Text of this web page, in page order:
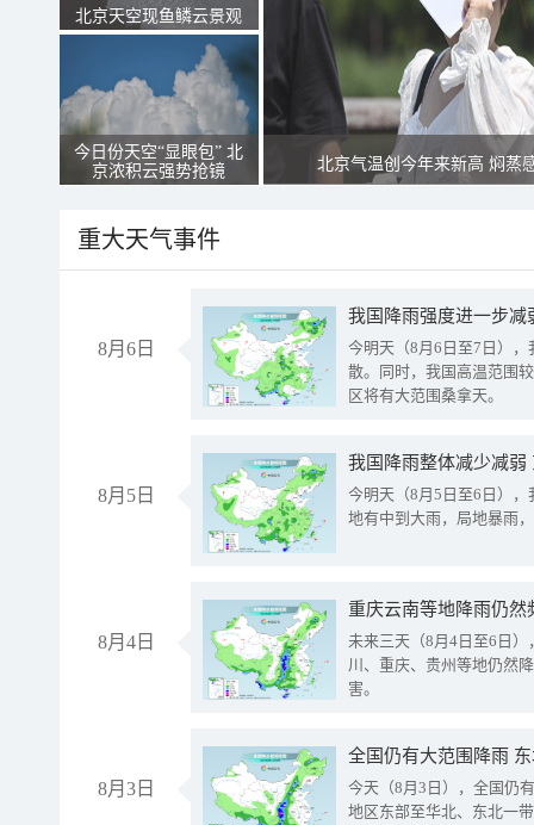
北京天空现鱼鳞云景观
今日份天空“显眼包” 北
京浓积云强势抢镜
北京气温创今年来新高 焖蒸
重大天气事件
8月6日
今明天（8月6日至7日）
散。同时，我国高温范围
区将有大范围桑拿天。
8月5日
我国降雨整体减少减弱
今明天（8月5日至6日）
地有中到大雨，局地暴雨
8月4日
重庆云南等地降雨仍然
未来三天（8月4日至6日
川、重庆、贵州等地仍然
害。
8月3日
全国仍有大范围降雨
今天（8月3日），全国仍
地区东部至华北、东北一